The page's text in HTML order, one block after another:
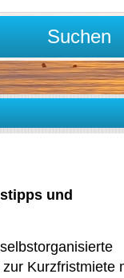
Suchen
und
Kurzfristmiete